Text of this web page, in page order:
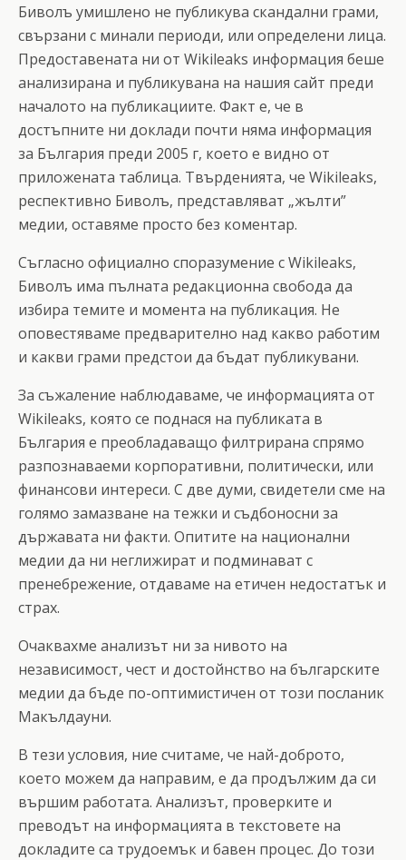
Биволъ умишлено не публикува скандални грами,
свързани с минали периоди, или определени лица.
Предоставената ни от Wikileaks информация беше
анализирана и публикувана на нашия сайт преди
началото на публикациите. Факт е, че в
достъпните ни доклади почти няма информация
за България преди 2005 г, което е видно от
приложената таблица. Твърденията, че Wikileaks,
респективно Биволъ, представляват „жълти”
медии, оставяме просто без коментар.
Съгласно официално споразумение с Wikileaks,
Биволъ има пълната редакционна свобода да
избира темите и момента на публикация. Не
оповестяваме предварително над какво работим
и какви грами предстои да бъдат публикувани.
За съжаление наблюдаваме, че информацията от
Wikileaks, която се поднася на публиката в
България е преобладаващо филтрирана спрямо
разпознаваеми корпоративни, политически, или
финансови интереси. С две думи, свидетели сме на
голямо замазване на тежки и съдбоносни за
държавата ни факти. Опитите на национални
медии да ни неглижират и подминават с
пренебрежение, отдаваме на етичен недостатък и
страх.
Очаквахме анализът ни за нивото на
независимост, чест и достойнство на българските
медии да бъде по-оптимистичен от този посланик
Макълдауни.
В тези условия, ние считаме, че най-доброто,
което можем да направим, е да продължим да си
вършим работата. Анализът, проверките и
преводът на информацията в текстовете на
докладите са трудоемък и бавен процес. До този